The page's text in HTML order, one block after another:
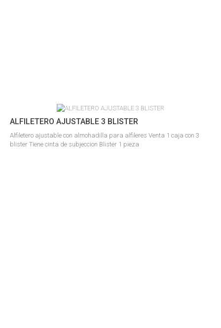
ALFILETERO AJUSTABLE 3 BLISTER
Alfiletero ajustable con almohadilla para alfileres Venta 1 caja con 3
blister Tiene cinta de subjeccion Blister 1 pieza